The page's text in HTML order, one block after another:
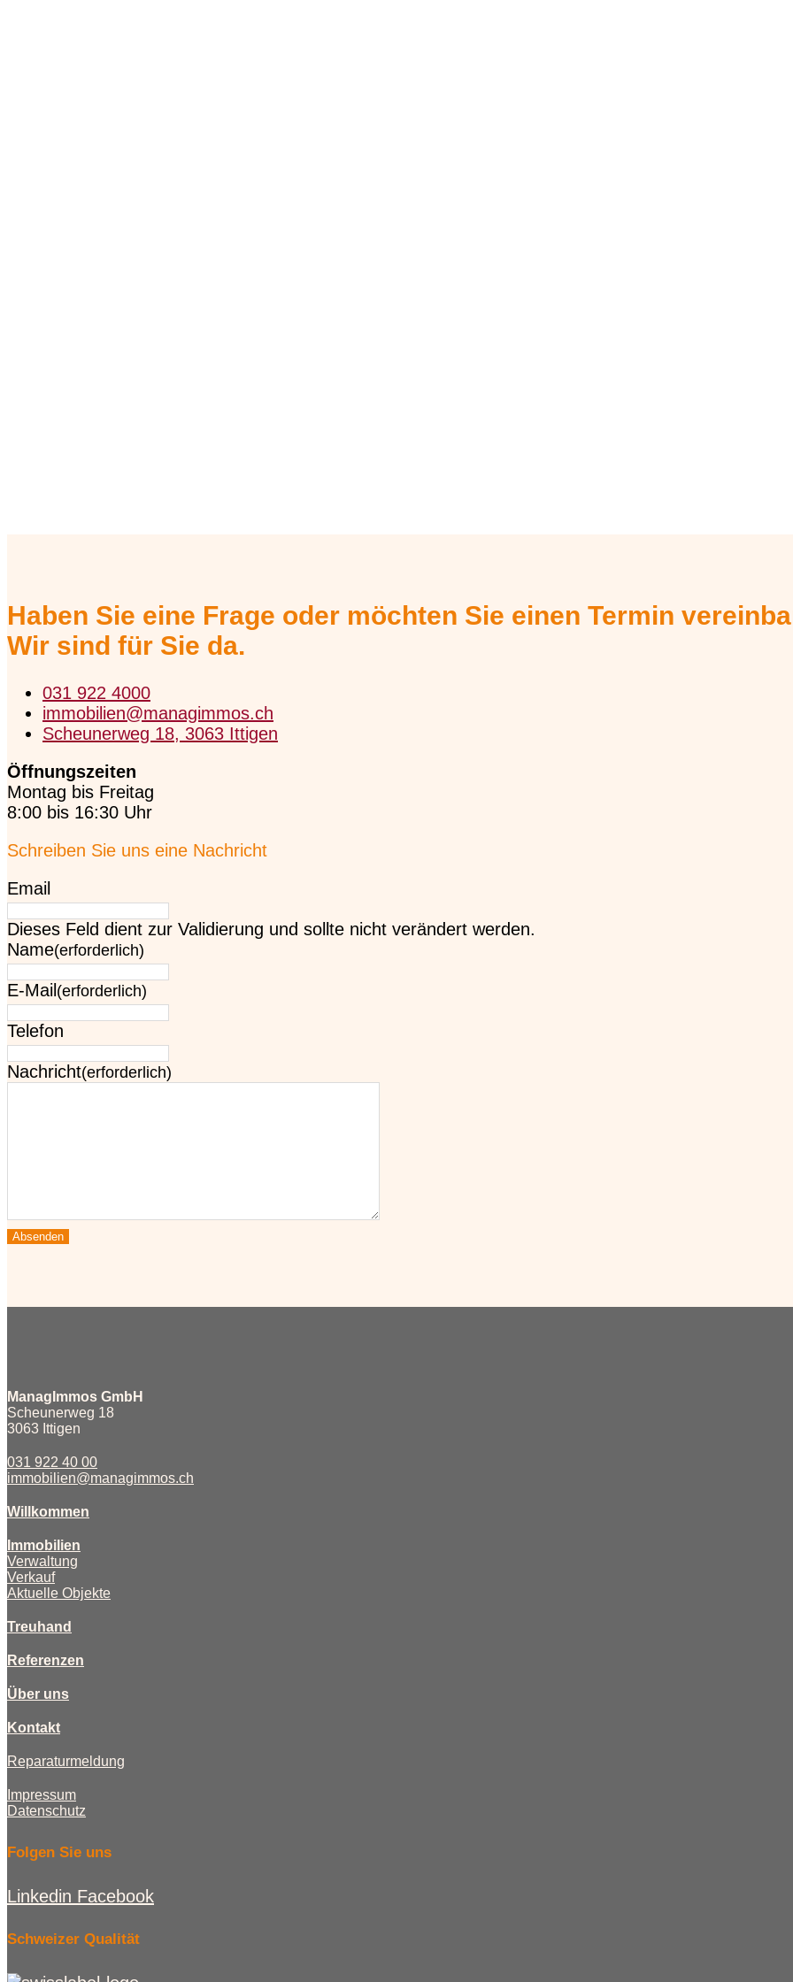
Haben Sie eine Frage oder möchten Sie einen Termin
Wir sind für Sie da.
031 922 4000
immobilien@managimmos.ch
Scheunerweg 18, 3063 Ittigen
Öffnungszeiten
Montag bis Freitag
8:00 bis 16:30 Uhr
Schreiben Sie uns eine Nachricht
Email
Dieses Feld dient zur Validierung und sollte nicht verändert werden.
Name(erforderlich)
E-Mail (erforderlich)
Telefon
Nachricht(erforderlich)
ManagImmos GmbH
Scheunerweg 18
3063 Ittigen
031 922 40 00
immobilien@managimmos.ch
Willkommen
Immobilien
Verwaltung
Verkauf
Aktuelle Objekte
Treuhand
Referenzen
Über uns
Kontakt
Reparaturmeldung
Impressum
Datenschutz
Folgen Sie uns
Linkedin Facebook
Schweizer Qualität